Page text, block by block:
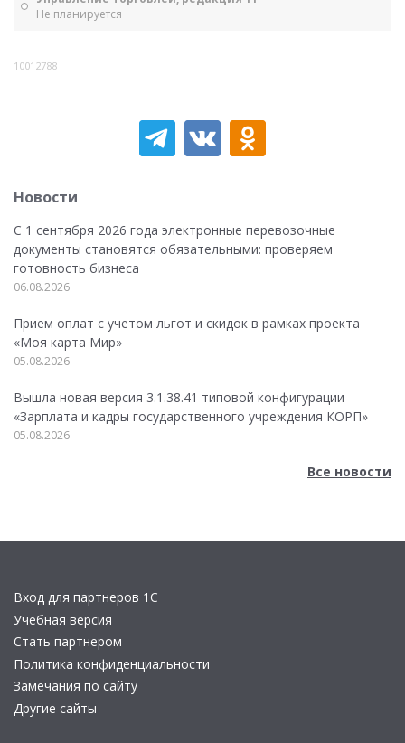
Не планируется
10012788
Новости
С 1 сентября 2026 года электронные перевозочные
документы становятся обязательными: проверяем
готовность бизнеса
06.08.2026
Прием оплат с учетом льгот и скидок в рамках проекта
«Моя карта Мир»
05.08.2026
Вышла новая версия 3.1.38.41 типовой конфигурации
«Зарплата и кадры государственного учреждения КОРП»
05.08.2026
Все новости
Вход для партнеров 1С
Учебная версия
Стать партнером
Политика конфиденциальности
Замечания по сайту
Другие сайты